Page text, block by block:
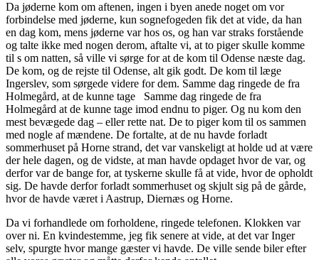
Da jøderne kom om aftenen, ingen i byen anede noget om vor
forbindelse med jøderne, kun sognefogeden fik det at vide, da han
en dag kom, mens jøderne var hos os, og han var straks forstående
og talte ikke med nogen derom, aftalte vi, at to piger skulle komme
til s om natten, så ville vi sørge for at de kom til Odense næste dag.
De kom, og de rejste til Odense, alt gik godt. De kom til læge
Ingerslev, som sørgede videre for dem. Samme dag ringede de fra
Holmegård, at de kunne tage Samme dag ringede de fra
Holmegård at de kunne tage imod endnu to piger. Og nu kom den
mest bevægede dag – eller rette nat. De to piger kom til os sammen
med nogle af mændene. De fortalte, at de nu havde forladt
sommerhuset på Horne strand, det var vanskeligt at holde ud at være
der hele dagen, og de vidste, at man havde opdaget hvor de var, og
derfor var de bange for, at tyskerne skulle få at vide, hvor de opholdt
sig. De havde derfor forladt sommerhuset og skjult sig på de gårde,
hvor de havde været i Aastrup, Diernæs og Horne.
Da vi forhandlede om forholdene, ringede telefonen. Klokken var
over ni. En kvindestemme, jeg fik senere at vide, at det var Inger
selv, spurgte hvor mange gæster vi havde. De ville sende biler efter